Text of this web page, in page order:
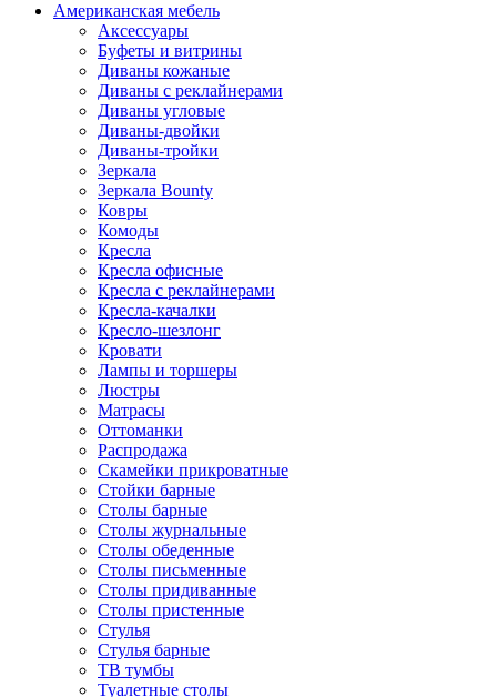
Американская мебель
Аксессуары
Буфеты и витрины
Диваны кожаные
Диваны с реклайнерами
Диваны угловые
Диваны-двойки
Диваны-тройки
Зеркала
Зеркала Bounty
Ковры
Комоды
Кресла
Кресла офисные
Кресла с реклайнерами
Кресла-качалки
Кресло-шезлонг
Кровати
Лампы и торшеры
Люстры
Матрасы
Оттоманки
Распродажа
Скамейки прикроватные
Стойки барные
Столы барные
Столы журнальные
Столы обеденные
Столы письменные
Столы придиванные
Столы пристенные
Стулья
Стулья барные
ТВ тумбы
Туалетные столы